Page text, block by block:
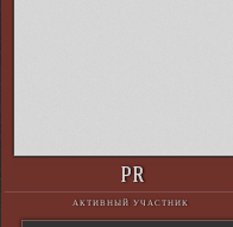
PR
АКТИВНЫЙ УЧАСТНИК